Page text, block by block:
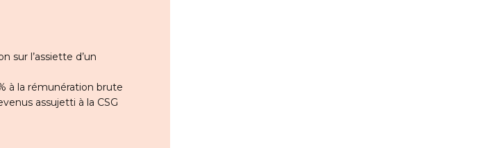
sur l’assiette d’un
à la rémunération brute
assujetti à la CSG